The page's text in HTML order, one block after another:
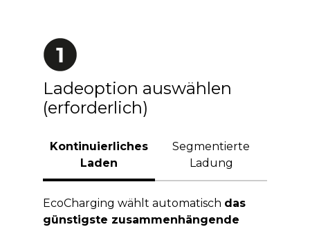
Ladeoption auswählen
(erforderlich)
Kontinuierliches
Laden
Segmentierte
Ladung
EcoCharging wählt automatisch das
günstigste zusammenhängende